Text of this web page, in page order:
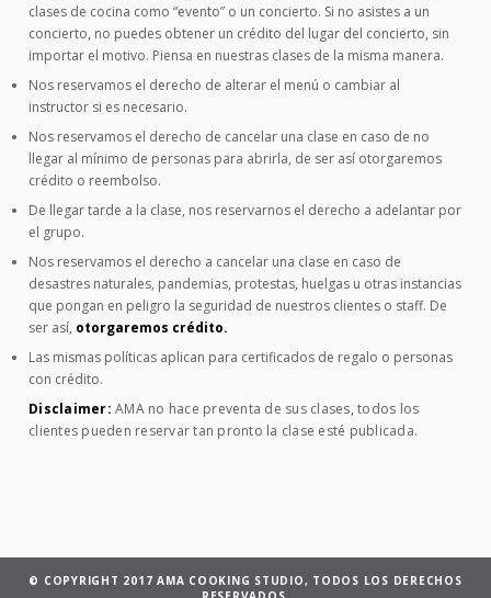
clases de cocina como “evento” o un concierto. Si no asistes a un
concierto, no puedes obtener un crédito del lugar del concierto, sin
importar el motivo. Piensa en nuestras clases de la misma manera.
Nos reservamos el derecho de alterar el menú o cambiar al
instructor si es necesario.
Nos reservamos el derecho de cancelar una clase en caso de no
llegar al mínimo de personas para abrirla, de ser así otorgaremos
crédito o reembolso.
De llegar tarde a la clase, nos reservarnos el derecho a adelantar por
el grupo.
Nos reservamos el derecho a cancelar una clase en caso de
desastres naturales, pandemias, protestas, huelgas u otras instancias
que pongan en peligro la seguridad de nuestros clientes o staff. De
ser así, otorgaremos crédito.
Las mismas políticas aplican para certificados de regalo o personas
con crédito.
Disclaimer: AMA no hace preventa de sus clases, todos los
clientes pueden reservar tan pronto la clase esté publicada.
© COPYRIGHT 2017 AMA COOKING STUDIO, TODOS LOS DERECHOS